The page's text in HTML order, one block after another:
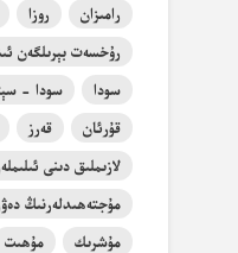
رامىزان
روزا
رۇخسەت بېرىلگەن
سودا
سودا -
قۇرئان
قەرز
لازىملىق دىنى
مۇجتەھىدلەرنىڭ
مۇشرىك
مۇھىت